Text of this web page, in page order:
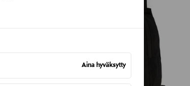
Aina hyväksytty